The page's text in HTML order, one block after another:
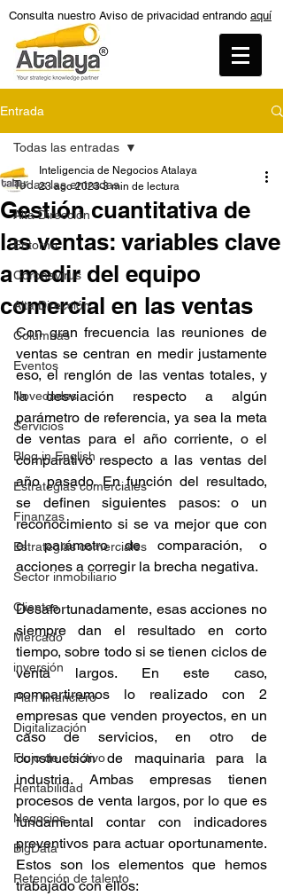
Consulta nuestro Aviso de privacidad entrando aquí
Entrada
Todas las entradas
Alta Dirección
Entorno
Coronavirus
Alta Dirección
Columnas
Eventos
Novedades
Servicios
Blog in English
Estrategias comerciales
Finanzas
Estrategias comerciales
Sector inmobiliario
Clientes
Mercado
inversión
Plan financiero
Digitalización
Flujo de efectivo
Rentabilidad
Negocios
BigData
Retención de talento
Todas las entradas
Gestión cuantitativa de
las ventas: variables clave
a medir del equipo
comercial en las ventas
Inteligencia de Negocios Atalaya
23 ago 2023 3 min de lectura
Con gran frecuencia las reuniones de
ventas se centran en medir justamente
eso, el renglón de las ventas totales, y
la desviación respecto a algún
parámetro de referencia, ya sea la meta
de ventas para el año corriente, o el
comparativo respecto a las ventas del
año pasado. En función del resultado,
se definen siguientes pasos: o un
reconocimiento si se va mejor que con
el parámetro de comparación, o
acciones a corregir la brecha negativa.
Desafortunadamente, esas acciones no
siempre dan el resultado en corto
tiempo, sobre todo si se tienen ciclos de
venta largos. En este caso,
compartiremos lo realizado con 2
empresas que venden proyectos, en un
caso de servicios, en otro de
construcción de maquinaria para la
industria. Ambas empresas tienen
procesos de venta largos, por lo que es
fundamental contar con indicadores
preventivos para actuar oportunamente.
Estos son los elementos que hemos
trabajado con ellos: